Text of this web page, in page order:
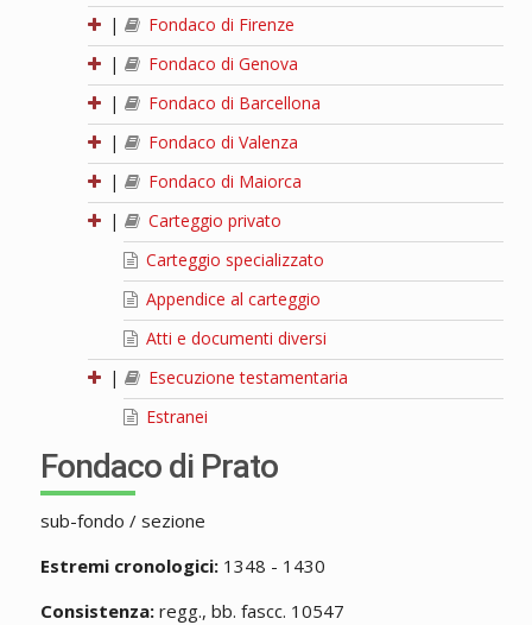
|
Fondaco di Firenze
|
Fondaco di Genova
|
Fondaco di Barcellona
|
Fondaco di Valenza
|
Fondaco di Maiorca
|
Carteggio privato
Carteggio specializzato
Appendice al carteggio
Atti e documenti diversi
|
Esecuzione testamentaria
Estranei
Fondaco di Prato
sub-fondo / sezione
Estremi cronologici:1348 - 1430
Consistenza:regg., bb. fascc. 10547